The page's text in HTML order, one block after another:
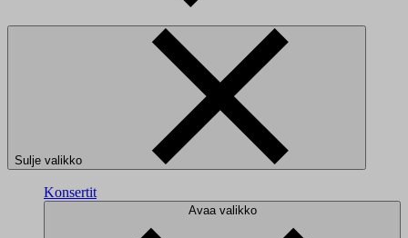
Sulje valikko
Konsertit
Avaa valikko